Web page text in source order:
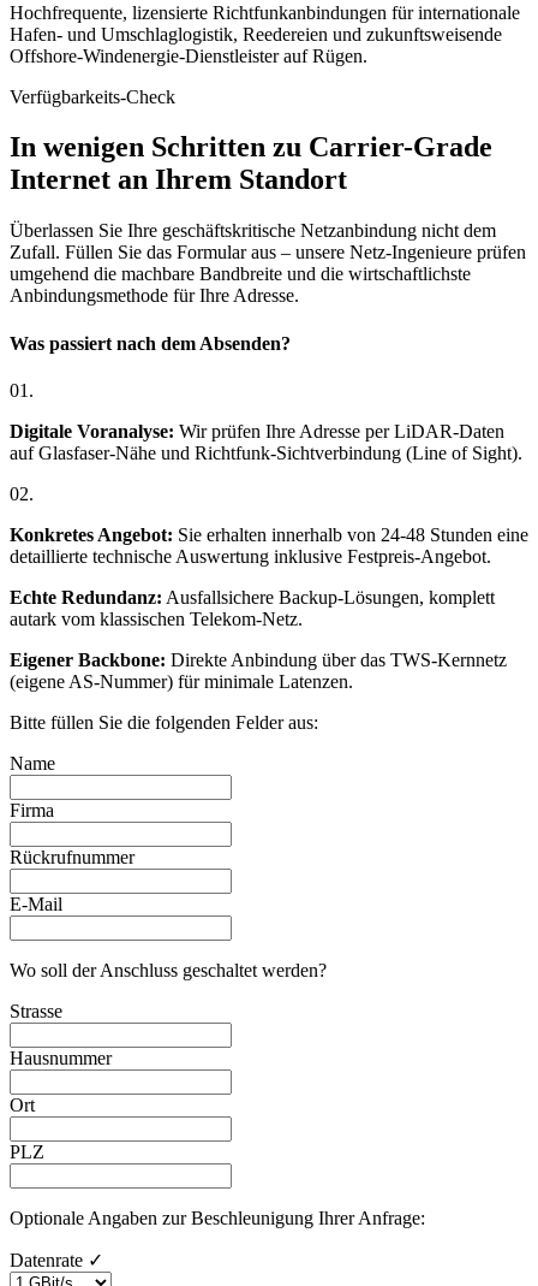
Hochfrequente, lizensierte Richtfunkanbindungen für internationale
Hafen- und Umschlaglogistik, Reedereien und zukunftsweisende
Offshore-Windenergie-Dienstleister auf Rügen.
Verfügbarkeits-Check
In wenigen Schritten zu Carrier-Grade
Internet an Ihrem Standort
Überlassen Sie Ihre geschäftskritische Netzanbindung nicht dem
Zufall. Füllen Sie das Formular aus – unsere Netz-Ingenieure prüfen
umgehend die machbare Bandbreite und die wirtschaftlichste
Anbindungsmethode für Ihre Adresse.
Was passiert nach dem Absenden?
01.
Digitale Voranalyse: Wir prüfen Ihre Adresse per LiDAR-Daten
auf Glasfaser-Nähe und Richtfunk-Sichtverbindung (Line of Sight).
02.
Konkretes Angebot: Sie erhalten innerhalb von 24-48 Stunden eine
detaillierte technische Auswertung inklusive Festpreis-Angebot.
Echte Redundanz: Ausfallsichere Backup-Lösungen, komplett
autark vom klassischen Telekom-Netz.
Eigener Backbone: Direkte Anbindung über das TWS-Kernnetz
(eigene AS-Nummer) für minimale Latenzen.
Bitte füllen Sie die folgenden Felder aus:
Name
Firma
Rückrufnummer
E-Mail
Wo soll der Anschluss geschaltet werden?
Strasse
Hausnummer
Ort
PLZ
Optionale Angaben zur Beschleunigung Ihrer Anfrage:
Datenrate ✓